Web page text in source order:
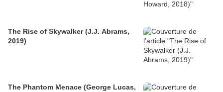
The Rise of Skywalker (J.J. Abrams,
2019)
The Phantom Menace (George Lucas,